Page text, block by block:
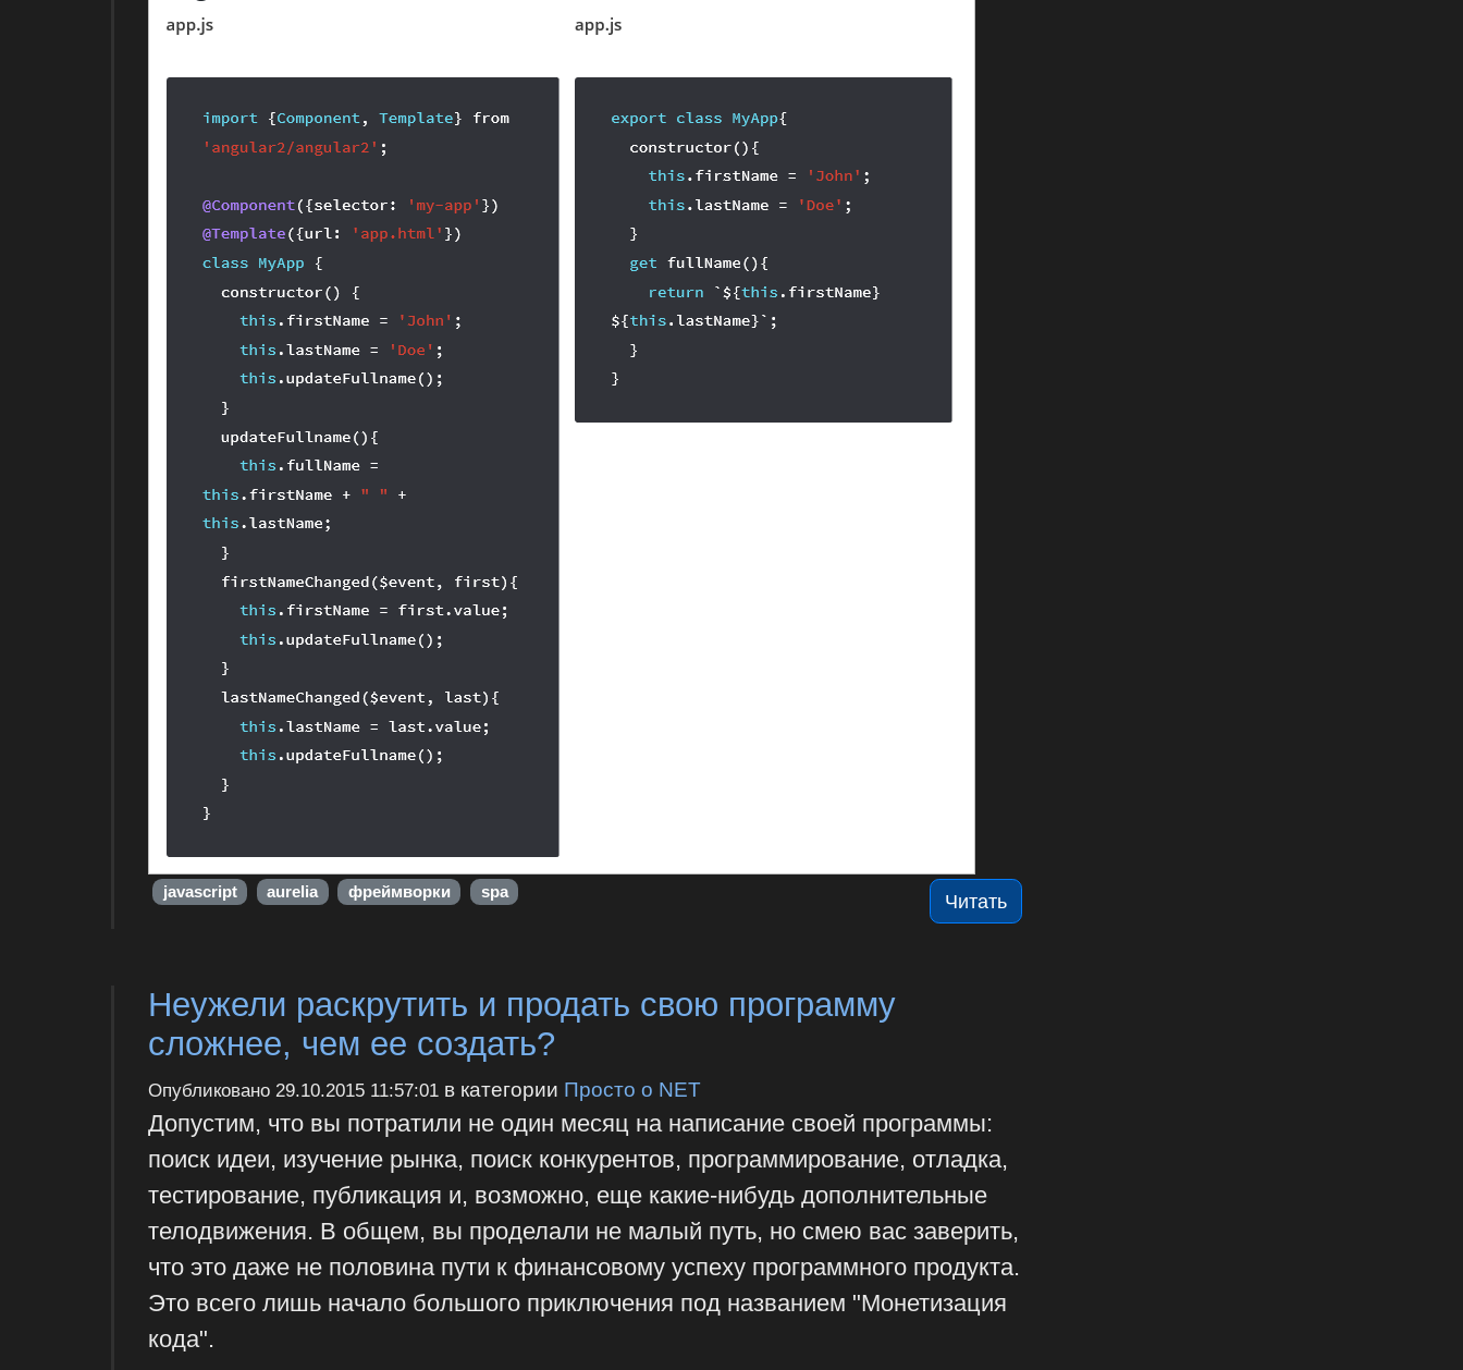
Читать
javascript aurelia фреймворки spa
Неужели раскрутить и продать свою программу
сложнее, чем ее создать?
Опубликовано 29.10.2015 11:57:01в категории Просто о NET
Допустим, что вы потратили не один месяц на написание своей программы:
поиск идеи, изучение рынка, поиск конкурентов, программирование, отладка,
тестирование, публикация и, возможно, еще какие-нибудь дополнительные
телодвижения. В общем, вы проделали не малый путь, но смею вас заверить,
что это даже не половина пути к финансовому успеху программного продукта.
Это всего лишь начало большого приключения под названием "Монетизация
кода".